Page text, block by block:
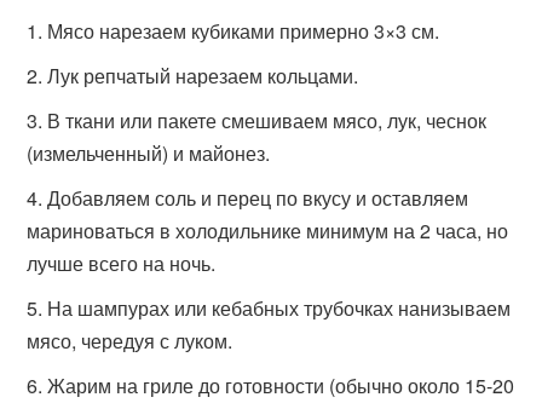
Мясо нарезаем кубиками примерно 3×3 см.
Лук репчатый нарезаем кольцами.
В ткани или пакете смешиваем мясо, лук, чеснок
(измельченный) и майонез.
Добавляем соль и перец по вкусу и оставляем
мариноваться в холодильнике минимум на 2 часа, но
лучше всего на ночь.
На шампурах или кебабных трубочках нанизываем
мясо, чередуя с луком.
Жарим на гриле до готовности (обычно около 15-20